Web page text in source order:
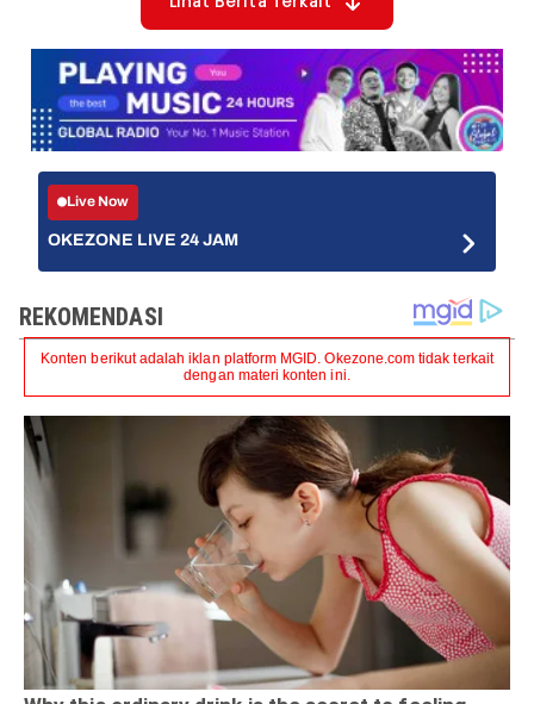
Live Now
OKEZONE LIVE 24 JAM